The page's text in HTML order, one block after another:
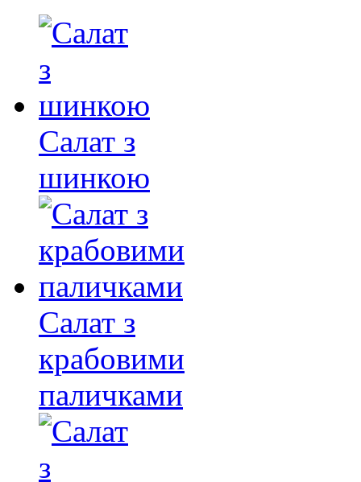
Салат з
шинкою
Салат з
крабовими
паличками